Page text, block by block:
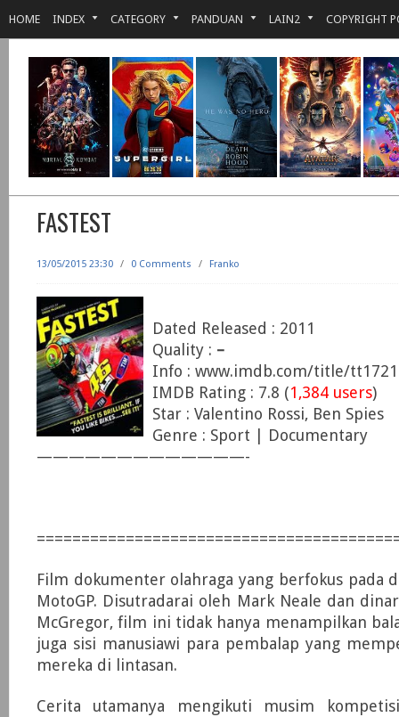
HOME INDEX CATEGORY PANDUAN LAIN2 COPYRIGHT
FASTEST
13/05/2015 23:30 / 0 Comments / Franko
Dated Released : 2011
Quality : –
Info : www.imdb.com/title/
IMDB Rating : 7.8 (1,384 users)
Star : Valentino Rossi, Ben Spies
Genre : Sport | Documentary
—————————————-
Film dokumenter olahraga yang berfokus pada
MotoGP. Disutradarai oleh Mark Neale dan
McGregor, film ini tidak hanya menampilkan
juga sisi manusiawi para pembalap yang
mereka di lintasan.
Cerita utamanya mengikuti musim